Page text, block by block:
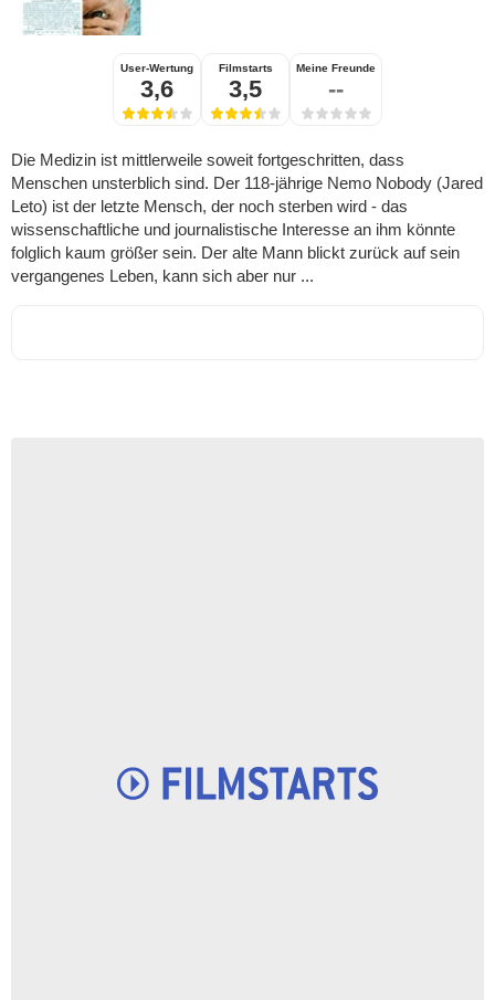
User-Wertung
3,6
Filmstarts
3,5
Meine Freunde
--
Die Medizin ist mittlerweile soweit fortgeschritten, dass
Menschen unsterblich sind. Der 118-jährige Nemo Nobody (Jared
Leto) ist der letzte Mensch, der noch sterben wird - das
wissenschaftliche und journalistische Interesse an ihm könnte
folglich kaum größer sein. Der alte Mann blickt zurück auf sein
vergangenes Leben, kann sich aber nur ...